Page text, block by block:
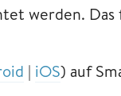
werden.
| iOS) auf